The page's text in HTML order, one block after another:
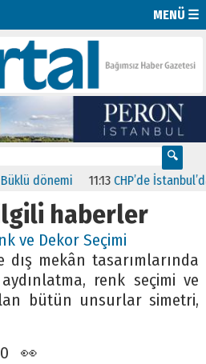
MENÜ ☰
dönemi 11:13 CHP’de
haberler
ve Dekor Seçimi
dış mekân tasarımlarında
renk seçimi ve
bütün unsurlar simetri,
0 👀